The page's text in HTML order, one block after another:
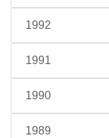
1992
1991
1990
1989